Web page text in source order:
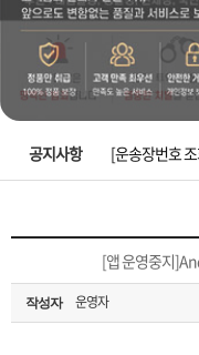
요
니
파
워
맨
제
품
은
노
객
마
공지사항
[2026구정 연
[ios앱 오픈]
[무인택배함
[앱 운영중지
작성자 운영자